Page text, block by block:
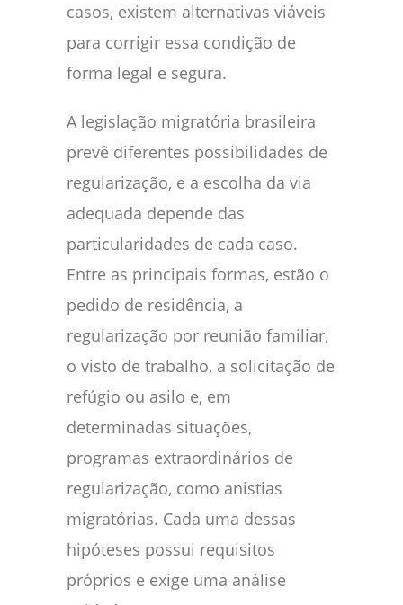
casos, existem alternativas viáveis
para corrigir essa condição de
forma legal e segura.
A legislação migratória brasileira
prevê diferentes possibilidades de
regularização, e a escolha da via
adequada depende das
particularidades de cada caso.
Entre as principais formas, estão o
pedido de residência, a
regularização por reunião familiar,
o visto de trabalho, a solicitação de
refúgio ou asilo e, em
determinadas situações,
programas extraordinários de
regularização, como anistias
migratórias. Cada uma dessas
hipóteses possui requisitos
próprios e exige uma análise